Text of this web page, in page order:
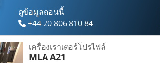
ดูข้อมูลตอนนี้
+44 20 806 810 84
เครื่องเราเตอร์โปรไฟล์
MLAA21